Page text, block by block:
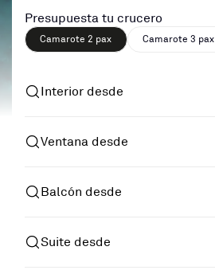
Presupuesta tu crucero
Camarote 2 pax Camarote 3 pax
Interior desde
Ventana desde
Balcón desde
Suite desde